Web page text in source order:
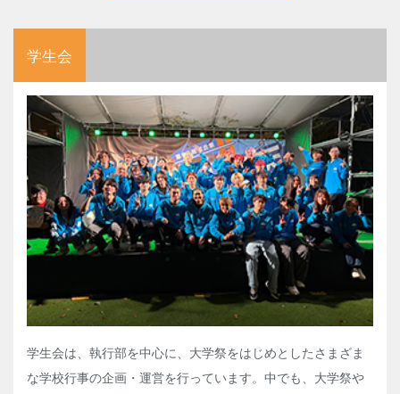
学生会
学生会は、執行部を中心に、大学祭をはじめとしたさまざま
な学校行事の企画・運営を行っています。中でも、大学祭や